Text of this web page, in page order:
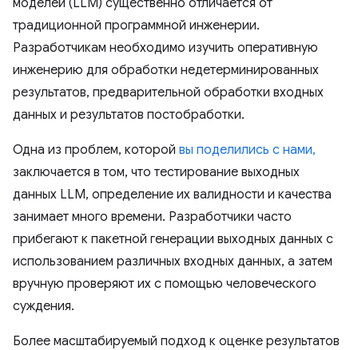
моделей (LLM) существенно отличается от
традиционной программной инженерии.
Разработчикам необходимо изучить оперативную
инженерию для обработки недетерминированных
результатов, предварительной обработки входных
данных и результатов постобработки.
Одна из проблем, которой вы поделились с нами,
заключается в том, что тестирование выходных
данных LLM, определение их валидности и качества
занимает много времени. Разработчики часто
прибегают к пакетной генерации выходных данных с
использованием различных входных данных, а затем
вручную проверяют их с помощью человеческого
суждения.
Более масштабируемый подход к оценке результатов